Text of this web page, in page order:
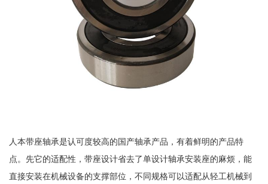
人本带座轴承是认可度较高的国产轴承产品，有着鲜明的产品特
点。先它的适配性，带座设计省去了单设计轴承安装座的麻烦，能
直接安装在机械设备的支撑部位，不同规格可以适配从轻工机械到